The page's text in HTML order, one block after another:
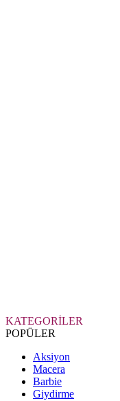
KATEGORİLER
POPÜLER
Aksiyon
Macera
Barbie
Giydirme